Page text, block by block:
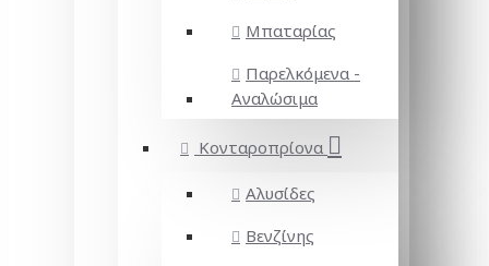
Μπαταρίας
Παρελκόμενα -
Αναλώσιμα
Κονταροπρίονα
Αλυσίδες
Βενζίνης